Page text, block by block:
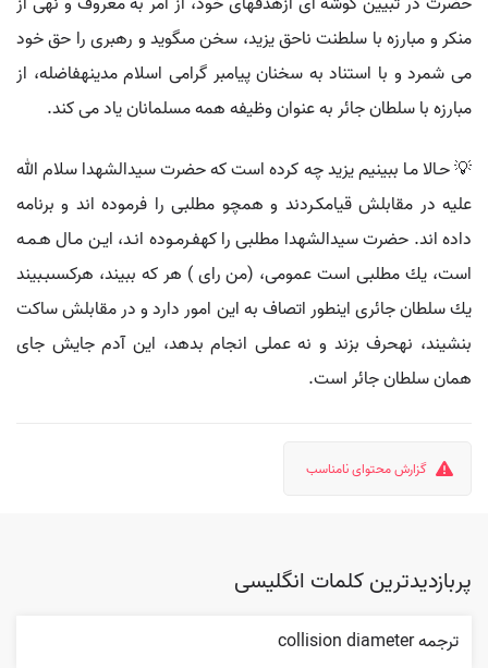
منكر و مبارزه با سلطنت ناحق يزيد، سخن مىگويد و رهبرى را حق خود
مى شمرد و با استناد به سخنان پيامبر گرامى اسلام مدينهفاضله، از
مبارزه با سلطان جائر به عنوان وظيفه همه مسلمانان ياد مى كند.
💡 حـالا مـا ببينيم يزيد چه كرده است كه حضرت سيدالشهدا سلام الله
عليه در مقابلش قيامكـردند و همچو مطلبى را فرموده اند و برنامه
داده اند. حضرت سيدالشهدا مطلبى را كهفـرمـوده انـد، ايـن مـال هـمـه
است، يك مطلبى است عمومى، (من راى ) هر كه ببيند، هركسىبـبيند
يك سلطان جائرى اينطور اتصاف به اين امور دارد و در مقابلش ساكت
بنشيند، نهحرف بزند و نه عملى انجام بدهد، اين آدم جايش جاى
همان سلطان جائر است.
گزارش محتوای نامناسب
پربازدیدترین کلمات انگلیسی
ترجمه collision diameter